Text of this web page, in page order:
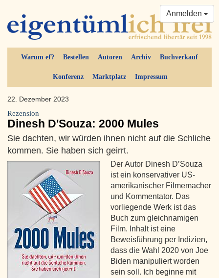
Warum ef? Bestellen Autoren Archiv Buchverkauf
Konferenz Marktplatz Impressum
Anmelden
22. Dezember 2023
Rezension
Dinesh D'Souza: 2000 Mules
Sie dachten, wir würden ihnen nicht auf die Schliche
kommen. Sie haben sich geirrt.
Der Autor Dinesh D’Souza
ist ein konservativer US-
amerikanischer Filmemacher
und Kommentator. Das
vorliegende Werk ist das
Buch zum gleichnamigen
Film. Inhalt ist eine
Beweisführung per Indizien,
dass die Wahl 2020 von Joe
Biden manipuliert worden
sein soll. Ich beginne mit